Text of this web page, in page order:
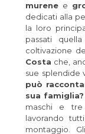
murene e
dedicati alla
la loro
passati
coltivazione
Costa che,
sue splendide
può
sua famiglia?
maschi e
lavorando
montaggio.